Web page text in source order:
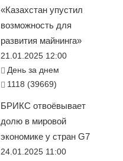
«Казахстан упустил
возможность для
развития майнинга»
21.01.2025 12:00
День за днем
1118 (39669)
БРИКС отвоёвывает
долю в мировой
экономике у стран G7
24.01.2025 11:00